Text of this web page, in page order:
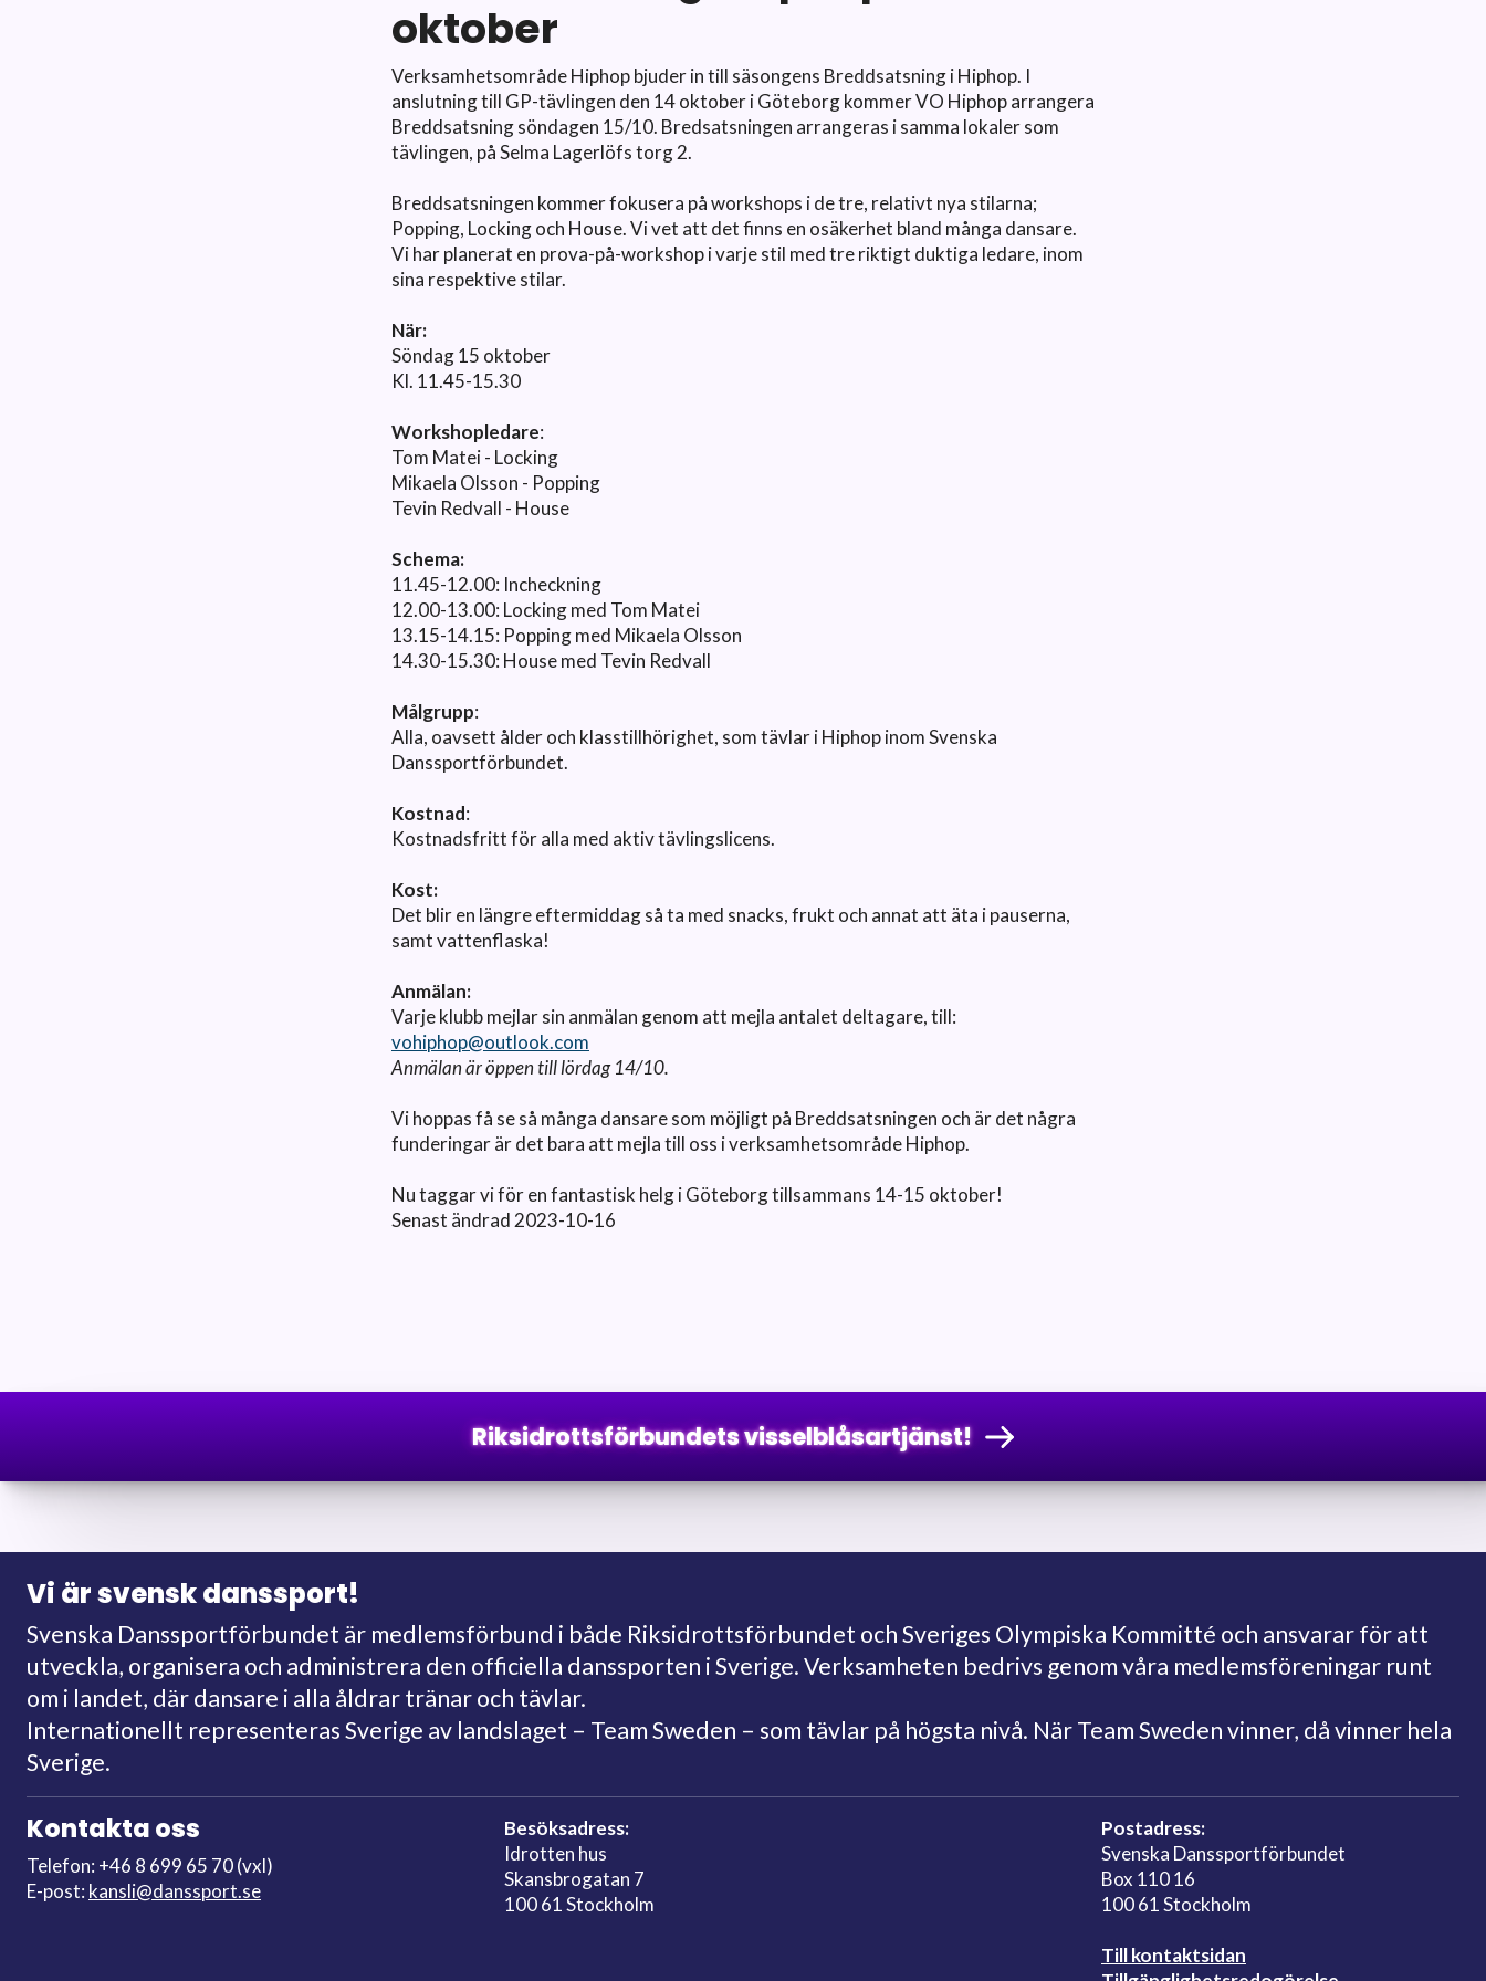
oktober
Verksamhetsområde Hiphop bjuder in till säsongens Breddsatsning i Hiphop. I
anslutning till GP-tävlingen den 14 oktober i Göteborg kommer VO Hiphop arrangera
Breddsatsning söndagen 15/10. Bredsatsningen arrangeras i samma lokaler som
tävlingen, på Selma Lagerlöfs torg 2.
Breddsatsningen kommer fokusera på workshops i de tre, relativt nya stilarna;
Popping, Locking och House. Vi vet att det finns en osäkerhet bland många dansare.
Vi har planerat en prova-på-workshop i varje stil med tre riktigt duktiga ledare, inom
sina respektive stilar.
När:
Söndag 15 oktober
Kl. 11.45-15.30
Workshopledare:
Tom Matei - Locking
Mikaela Olsson - Popping
Tevin Redvall - House
Schema:
11.45-12.00: Incheckning
12.00-13.00: Locking med Tom Matei
13.15-14.15: Popping med Mikaela Olsson
14.30-15.30: House med Tevin Redvall
Målgrupp:
Alla, oavsett ålder och klasstillhörighet, som tävlar i Hiphop inom Svenska
Danssportförbundet.
Kostnad:
Kostnadsfritt för alla med aktiv tävlingslicens.
Kost:
Det blir en längre eftermiddag så ta med snacks, frukt och annat att äta i pauserna,
samt vattenflaska!
Anmälan:
Varje klubb mejlar sin anmälan genom att mejla antalet deltagare, till:
vohiphop@outlook.com
Anmälan är öppen till lördag 14/10.
Vi hoppas få se så många dansare som möjligt på Breddsatsningen och är det några
funderingar är det bara att mejla till oss i verksamhetsområde Hiphop.
Nu taggar vi för en fantastisk helg i Göteborg tillsammans 14-15 oktober!
Senast ändrad 2023-10-16
Riksidrottsförbundets visselblåsartjänst!
Vi är svensk danssport!
Svenska Danssportförbundet är medlemsförbund i både Riksidrottsförbundet och Sveriges Olympiska Kommitté och ansvarar för att
utveckla, organisera och administrera den officiella danssporten i Sverige. Verksamheten bedrivs genom våra medlemsföreningar runt
om i landet, där dansare i alla åldrar tränar och tävlar.
Internationellt representeras Sverige av landslaget – Team Sweden – som tävlar på högsta nivå. När Team Sweden vinner, då vinner hela
Sverige.
Kontakta oss
Telefon: +46 8 699 65 70 (vxl)
E-post: kansli@danssport.se
Besöksadress:
Idrotten hus
Skansbrogatan 7
100 61 Stockholm
Postadress:
Svenska Danssportförbundet
Box 110 16
100 61 Stockholm
Till kontaktsidan